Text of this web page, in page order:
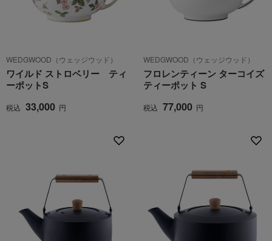
WEDGWOOD（ウェッジウッド）
ワイルド ストロベリー ティ
ーポットS
税込 33,000 円
WEDGWOOD（ウェッジウッド）
フロレンティーン ターコイズ
ティーポット S
税込 77,000 円